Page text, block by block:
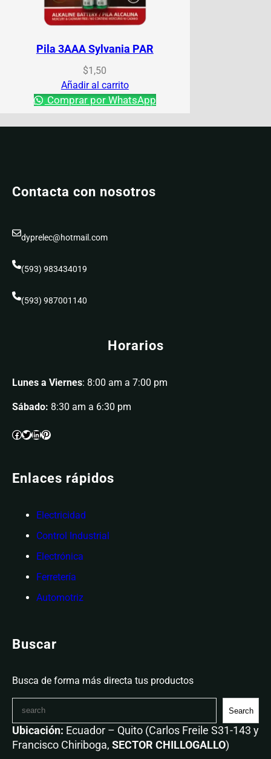
Pila 3AAA Sylvania PAR
$1,50
Añadir al carrito
Comprar por WhatsApp
Contacta con nosotros
dyprelec@hotmail.com
(593) 983434019
(593) 987001140
Horarios
Lunes a Viernes: 8:00 am a 7:00 pm
Sábado: 8:30 am a 6:30 pm
Enlaces rápidos
Electricidad
Control Industrial
Electrónica
Ferretería
Automotriz
Buscar
Busca de forma más directa tus productos
Search
Ubicación: Ecuador – Quito (Carlos Freile S31-143 y
Francisco Chiriboga, SECTOR CHILLOGALLO)